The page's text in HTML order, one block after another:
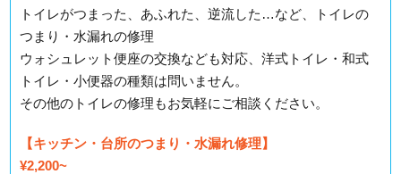
トイレがつまった、あふれた、逆流した…など、トイレの
つまり・水漏れの修理
ウォシュレット便座の交換なども対応、洋式トイレ・和式
トイレ・小便器の種類は問いません。
その他のトイレの修理もお気軽にご相談ください。
【キッチン・台所のつまり・水漏れ修理】
¥2,200~